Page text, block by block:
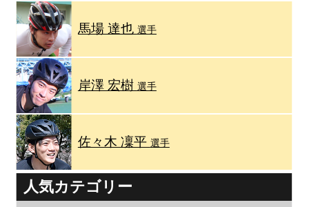
馬場 達也 選手
岸澤 宏樹 選手
佐々木 凜平 選手
人気カテゴリー